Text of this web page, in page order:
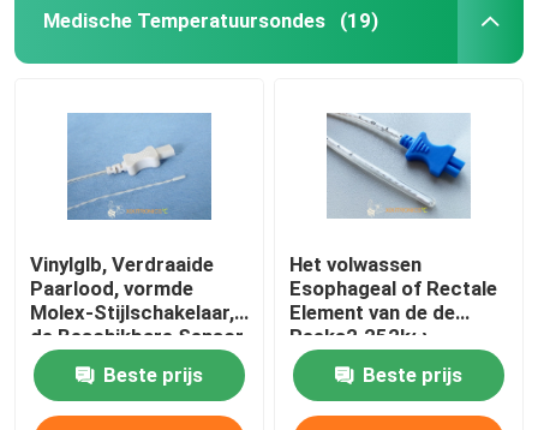
Medische Temperatuursondes (19)
Vinylglb, Verdraaide
Paarlood, vormde
Molex-Stijlschakelaar,
de Beschikbare Sensor
van de het Algemene
Doel Medische
Temperatuur van
Beste prijs
Het volwassen
Esophageal of Rectale
Element van de de
Reeks2.252kω
Thermistor van
Temperatuursondes
HF 401
Beste prijs